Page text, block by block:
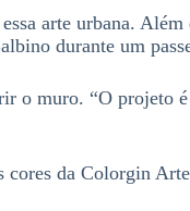
arte urbana.
durante um
o muro. “O projeto
da Colorgin